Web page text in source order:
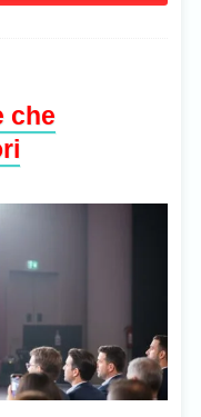
che